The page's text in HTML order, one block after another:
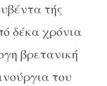
τής
δέκα χρόνια
βρετανική
του